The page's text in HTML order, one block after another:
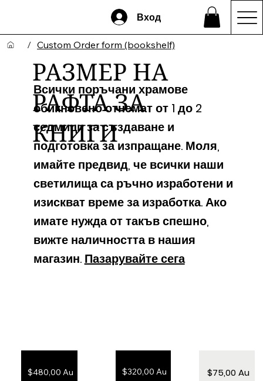
Вход
/ Custom Order form (bookshelf)
РАЗМЕР НА
РАФТА ЗА
КНИГИ
Всички поръчани храмове
обикновено отнемат от 1 до 2
седмици за създаване и
подготовка за изпращане. Моля,
имайте предвид, че всички наши
светилища са ръчно изработени и
изискват време за изработка. Ако
имате нужда от такъв спешно,
вижте наличността в нашия
магазин. Пазарувайте сега
$320,00 Au
$480,00 Au $75,00 Au